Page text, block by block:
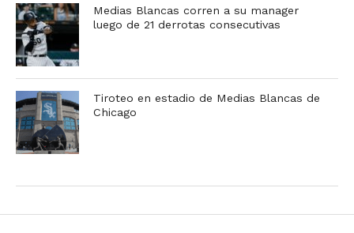
Medias Blancas corren a su manager
luego de 21 derrotas consecutivas
Tiroteo en estadio de Medias Blancas de
Chicago